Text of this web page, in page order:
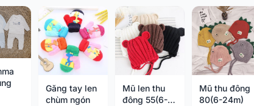
Găng tay len
chùm ngón
Mũ len thu
đông 55(6-
Mũ thu đông
80(6-24m)